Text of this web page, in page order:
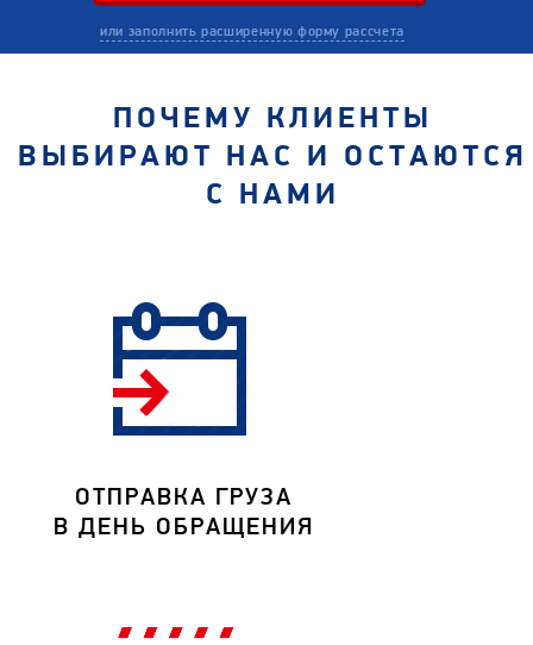
или заполнить расширенную форму рассчета
ПОЧЕМУ КЛИЕНТЫ
ВЫБИРАЮТ НАС И ОСТАЮТСЯ
С НАМИ
ОТПРАВКА ГРУЗА
В ДЕНЬ ОБРАЩЕНИЯ